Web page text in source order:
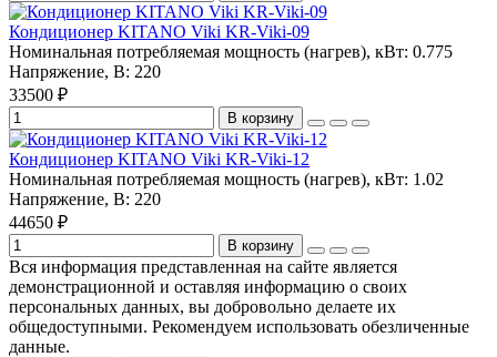
Кондиционер KITANO Viki KR-Viki-09
Номинальная потребляемая мощность (нагрев), кВт: 0.775
Напряжение, В: 220
33500 ₽
В корзину
Кондиционер KITANO Viki KR-Viki-12
Номинальная потребляемая мощность (нагрев), кВт: 1.02
Напряжение, В: 220
44650 ₽
В корзину
Вся информация представленная на сайте является
демонстрационной и оставляя информацию о своих
персональных данных, вы добровольно делаете их
общедоступными. Рекомендуем использовать обезличенные
данные.